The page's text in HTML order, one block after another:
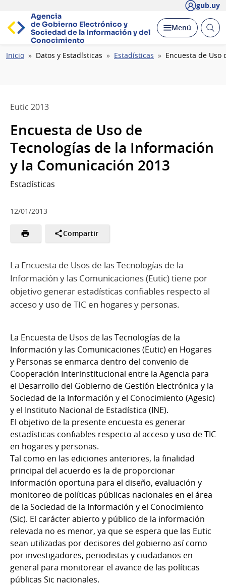
gub.uy
Agencia
de Gobierno Electrónico y
Sociedad de la Información y del
Conocimiento
Desplegar
Menú Abrir
Ruta
Inicio Datos y Estadísticas Estadísticas Encuesta de Uso
Eutic 2013
Encuesta de Uso de
Tecnologías de la Información
y la Comunicación 2013
Estadísticas
12/01/2013
Compartir
La Encuesta de Usos de las Tecnologías de la
Información y las Comunicaciones (Eutic) tiene por
objetivo generar estadísticas confiables respecto al
acceso y uso de TIC en hogares y personas.
La Encuesta de Usos de las Tecnologías de la
Información y las Comunicaciones (Eutic) en Hogares
y Personas se enmarca dentro del convenio de
Cooperación Interinstitucional entre la Agencia para
el Desarrollo del Gobierno de Gestión Electrónica y la
Sociedad de la Información y el Conocimiento (Agesic)
y el Instituto Nacional de Estadística (INE).
El objetivo de la presente encuesta es generar
estadísticas confiables respecto al acceso y uso de TIC
en hogares y personas.
Tal como en las ediciones anteriores, la finalidad
principal del acuerdo es la de proporcionar
información oportuna para el diseño, evaluación y
monitoreo de políticas públicas nacionales en el área
de la Sociedad de la Información y el Conocimiento
(Sic). El carácter abierto y público de la información
relevada no es menor, ya que se espera que las Eutic
sean utilizadas por decisores del gobierno así como
por investigadores, periodistas y ciudadanos en
general para monitorear el avance de las políticas
públicas Sic nacionales.